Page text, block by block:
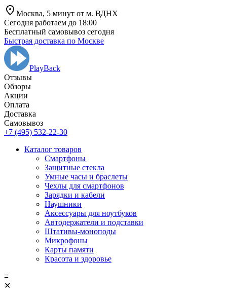
Москва, 5 минут от м. ВДНХ
Сегодня работаем до 18:00
Бесплатный самовывоз сегодня
Быстрая доставка по Москве
PlayBack
Отзывы
Обзоры
Aкции
Оплата
Доставка
Самовывоз
+7 (495) 532-22-30
Каталог товаров
Смартфоны
Защитные стекла
Умные часы и браслеты
Чехлы для смартфонов
Зарядки и кабели
Наушники
Аксессуары для ноутбуков
Автодержатели и подставки
Штативы-моноподы
Микрофоны
Карты памяти
Красота и здоровье
≡
✕